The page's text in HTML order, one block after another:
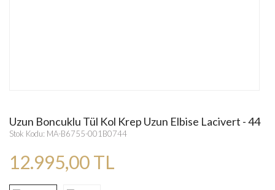
Uzun Boncuklu Tül Kol Krep Uzun Elbise Lacivert - 44
Stok Kodu: MA-B6755-001B0744
12.995,00 TL